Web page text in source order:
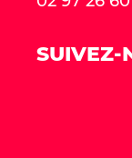
SUIVEZ-